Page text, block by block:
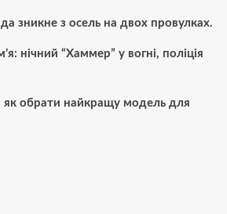
зникне з осель на двох провулках.
нічний “Хаммер” у вогні, поліція
як обрати найкращу модель для